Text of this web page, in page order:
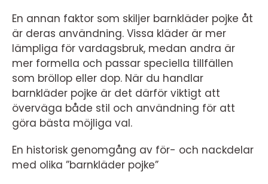
En annan faktor som skiljer barnkläder pojke åt
är deras användning. Vissa kläder är mer
lämpliga för vardagsbruk, medan andra är
mer formella och passar speciella tillfällen
som bröllop eller dop. När du handlar
barnkläder pojke är det därför viktigt att
överväga både stil och användning för att
göra bästa möjliga val.
En historisk genomgång av för- och nackdelar
med olika ”barnkläder pojke”